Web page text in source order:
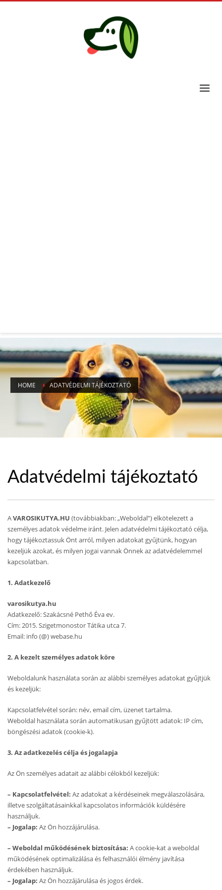
HOME ADATVÉDELMI TÁJÉKOZTATÓ
Adatvédelmi tájékoztató
AVAROSIKUTYA.HU (továbbiakban: „Weboldal”) elkötelezett a
személyes adatok védelme iránt. Jelen adatvédelmi tájékoztató célja,
hogy tájékoztassuk Önt arról, milyen adatokat gyűjtünk, hogyan
kezeljük azokat, és milyen jogai vannak Önnek az adatvédelemmel
kapcsolatban.
1. Adatkezelő
varosikutya.hu
Adatkezelő: Szakácsné Pethő Éva ev.
Cím: 2015. Szigetmonostor Tátika utca 7.
Email: info (@) webase.hu
2. A kezelt személyes adatok köre
Weboldalunk használata során az alábbi személyes adatokat gyűjtjük
és kezeljük:
Kapcsolatfelvétel során: név, email cím, üzenet tartalma.
Weboldal használata során automatikusan gyűjtött adatok: IP cím,
böngészési adatok (cookie-k).
3. Az adatkezelés célja és jogalapja
Az Ön személyes adatait az alábbi célokból kezeljük:
– Kapcsolatfelvétel: Az adatokat a kérdéseinek megválaszolására,
illetve szolgáltatásainkkal kapcsolatos információk küldésére
használjuk.
– Jogalap: Az Ön hozzájárulása.
– Weboldal működésének biztosítása: A cookie-kat a weboldal
működésének optimalizálása és felhasználói élmény javítása
érdekében használjuk.
– Jogalap: Az Ön hozzájárulása és jogos érdek.